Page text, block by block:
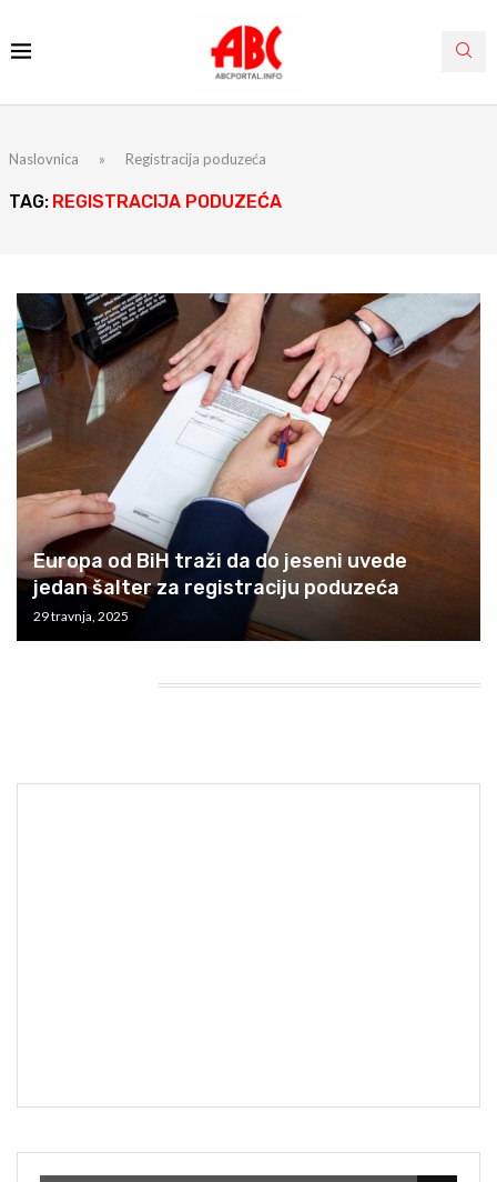
Naslovnica » Registracija poduzeća
TAG: REGISTRACIJA PODUZEĆA
Europa od BiH traži da do jeseni uvede
jedan šalter za registraciju poduzeća
29 travnja, 2025